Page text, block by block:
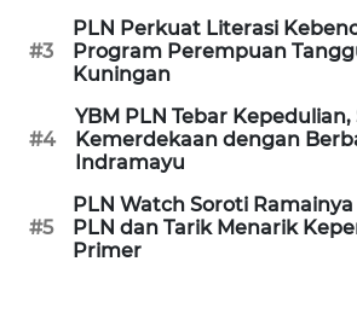
#3
PLN Perkuat Literasi
Program Perempuan
Kuningan
#4
YBM PLN Tebar
Kemerdekaan dengan
Indramayu
#5
PLN Watch Soroti
PLN dan Tarik Menarik
Primer
WN
PURWAKARTA
WN
PRIANGAN
WN